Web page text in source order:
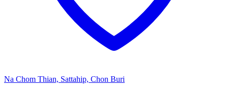
Na Chom Thian, Sattahip, Chon Buri